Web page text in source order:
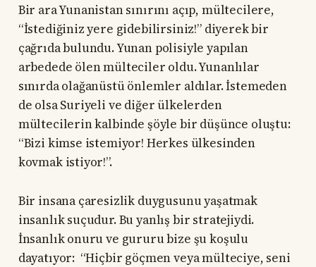
Bir ara Yunanistan sınırını açıp, mültecilere,
“İstediğiniz yere gidebilirsiniz!” diyerek bir
çağrıda bulundu. Yunan polisiyle yapılan
arbedede ölen mülteciler oldu. Yunanlılar
sınırda olağanüstü önlemler aldılar. İstemeden
de olsa Suriyeli ve diğer ülkelerden
mültecilerin kalbinde şöyle bir düşünce oluştu:
“Bizi kimse istemiyor! Herkes ülkesinden
kovmak istiyor!”.
Bir insana çaresizlik duygusunu yaşatmak
insanlık suçudur. Bu yanlış bir stratejiydi.
İnsanlık onuru ve gururu bize şu koşulu
dayatıyor: “Hiçbir göçmen veya mülteciye, seni